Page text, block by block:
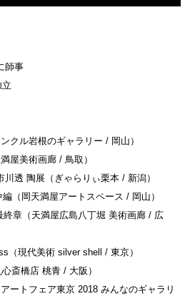
師事
ル岩根のギャラリー / 岡山）
屋美術画廊 / 鳥取）
透 陶展（ぎゃらりぃ栗本 / 新潟）
（岡天満屋アートスペース / 岡山）
章（天満屋広島八丁堀 美術画廊 / 広
現代美術 silver shell / 東京）
斎橋店 桃青 / 大阪）
トフェア東京 2018 みんなのギャラリ